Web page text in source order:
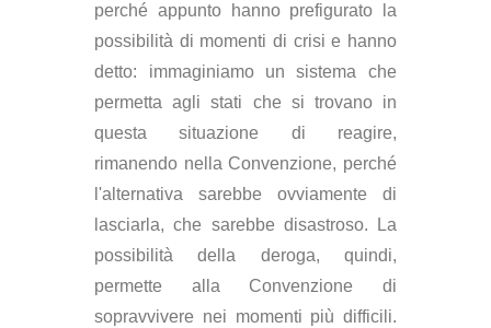
perché appunto hanno prefigurato la
possibilità di momenti di crisi e hanno
detto: immaginiamo un sistema che
permetta agli stati che si trovano in
questa situazione di reagire,
rimanendo nella Convenzione, perché
l'alternativa sarebbe ovviamente di
lasciarla, che sarebbe disastroso. La
possibilità della deroga, quindi,
permette alla Convenzione di
sopravvivere nei momenti più difficili.